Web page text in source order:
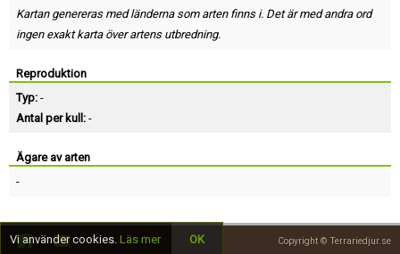
Kartan genereras med länderna som arten finns i. Det är med andra ord
ingen exakt karta över artens utbredning.
Reproduktion
Typ: -
Antal per kull: -
Ägare av arten
-
Copyright © Terrariedjur.se
Vi använder cookies. Läs mer OK